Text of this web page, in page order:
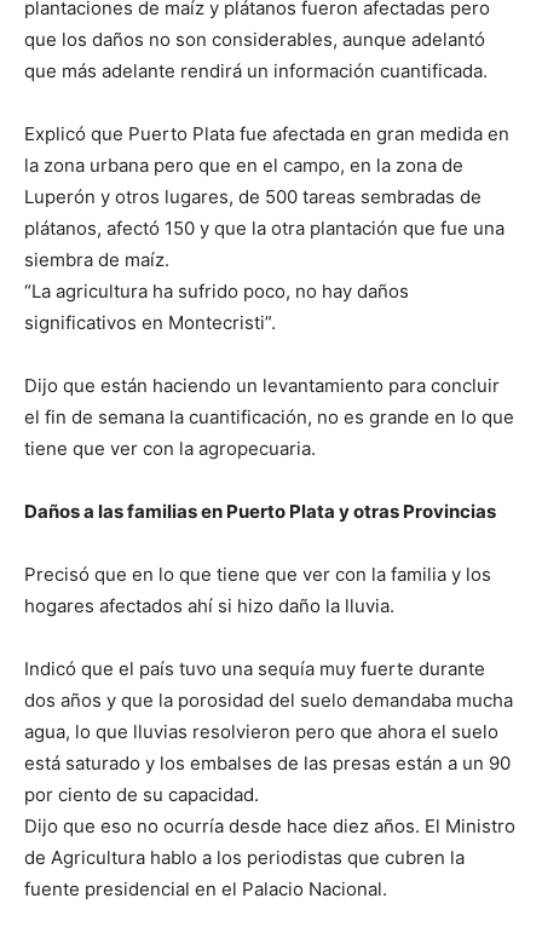
plantaciones de maíz y plátanos fueron afectadas pero
que los daños no son considerables, aunque adelantó
que más adelante rendirá un información cuantificada.
Explicó que Puerto Plata fue afectada en gran medida en
la zona urbana pero que en el campo, en la zona de
Luperón y otros lugares, de 500 tareas sembradas de
plátanos, afectó 150 y que la otra plantación que fue una
siembra de maíz.
“La agricultura ha sufrido poco, no hay daños
significativos en Montecristi”.
Dijo que están haciendo un levantamiento para concluir
el fin de semana la cuantificación, no es grande en lo que
tiene que ver con la agropecuaria.
Daños a las familias en Puerto Plata y otras Provincias
Precisó que en lo que tiene que ver con la familia y los
hogares afectados ahí si hizo daño la lluvia.
Indicó que el país tuvo una sequía muy fuerte durante
dos años y que la porosidad del suelo demandaba mucha
agua, lo que lluvias resolvieron pero que ahora el suelo
está saturado y los embalses de las presas están a un 90
por ciento de su capacidad.
Dijo que eso no ocurría desde hace diez años. El Ministro
de Agricultura hablo a los periodistas que cubren la
fuente presidencial en el Palacio Nacional.